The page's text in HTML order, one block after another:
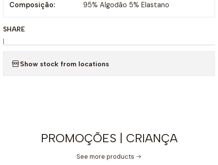
Composição: 95% Algodão 5% Elastano
SHARE
|
Show stock from locations
PROMOÇÕES | CRIANÇA
See more products